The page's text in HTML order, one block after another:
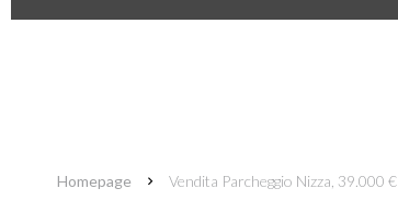
Homepage Vendita Parcheggio Nizza, 39.000 €